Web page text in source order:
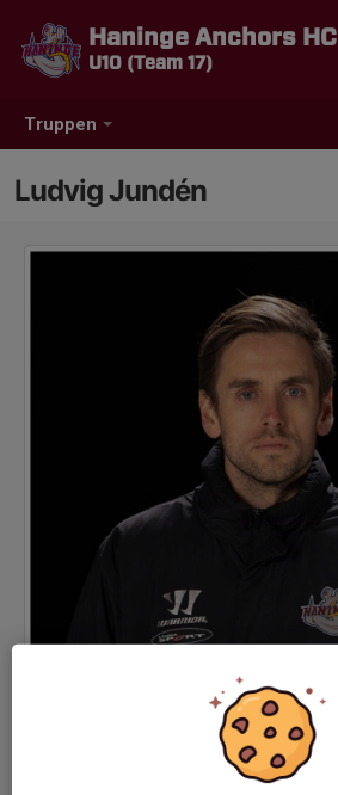
Truppen
Haninge Anchors HC
U10 (Team 17)
Ludvig Jundén